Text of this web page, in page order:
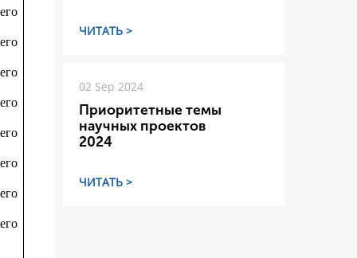
ЧИТАТЬ >
02 Sep 2024
Приоритетные темы
научных проектов
2024
ЧИТАТЬ >